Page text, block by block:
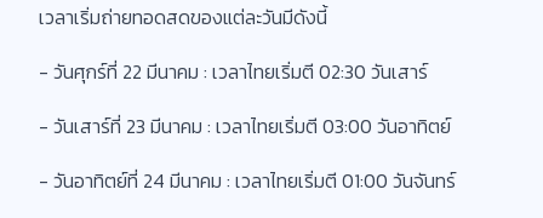
เวลาเริ่มถ่ายทอดสดของแต่ละวันมีดังนี้
- วันศุกร์ที่ 22 มีนาคม : เวลาไทยเริ่มตี 02:30 วันเสาร์
- วันเสาร์ที่ 23 มีนาคม : เวลาไทยเริ่มตี 03:00 วันอาทิตย์
- วันอาทิตย์ที่ 24 มีนาคม : เวลาไทยเริ่มตี 01:00 วันจันทร์